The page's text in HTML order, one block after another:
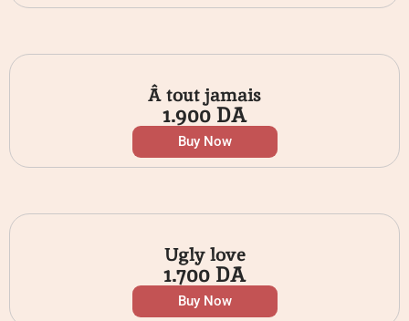
Â tout jamais
1.900DA
Buy Now
Ugly love
1.700DA
Buy Now